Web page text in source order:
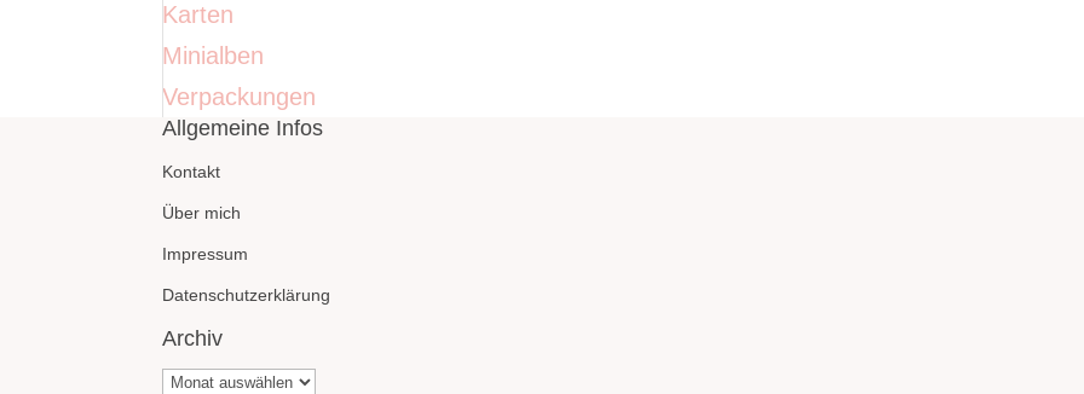
Karten
Minialben
Verpackungen
Allgemeine Infos
Kontakt
Über mich
Impressum
Datenschutzerklärung
Archiv
Archiv